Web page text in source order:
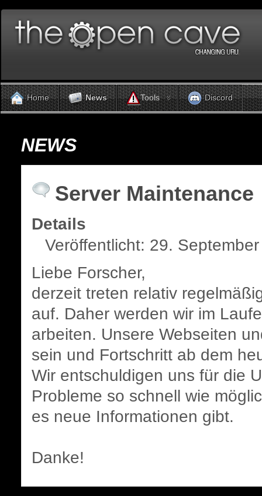
Home News Tools Discord
NEWS
Server Maintenance
Details
Veröffentlicht: 29.
Liebe Forscher,
derzeit treten relativ
auf. Daher werden wir im
arbeiten. Unsere Webseiten
sein und Fortschritt ab dem
Wir entschuldigen uns für die
Probleme so schnell wie
es neue Informationen gibt.
Danke!